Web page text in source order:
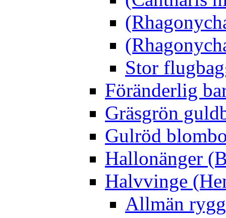
Stor
Föränderlig
Gräsgrön
Gulröd
Hallonänger
Halvvinge
Allmän